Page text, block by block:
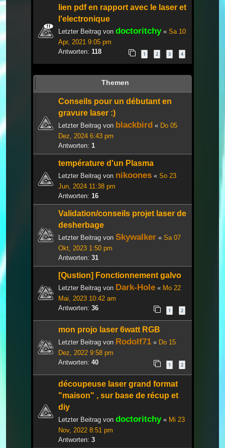
lien pdf en rapport avec le laser et
l'electronique
Letzter Beitrag von doctoritchy« Sa 10
Apr, 2021 9:05 pm
Antworten: 118 1 2 3 4
Themen
Conseils pour un débutant en
gravure laser :)
Letzter Beitrag von blackbird « Do 05
Dez, 2024 6:43 pm
Antworten: 1
température d'un Plasma
Letzter Beitrag von nikoones « So 23
Jun, 2024 11:38 pm
Antworten: 16
Validation/conseils projet laser de
desherbage
Letzter Beitrag von Skywalker « Sa 07
Okt, 2023 1:50 pm
Antworten: 31
[Qustion] Fonctionnement galvo
Letzter Beitrag von Dark-Hole « Mo 22
Mai, 2023 10:42 am
Antworten: 36 1 2
mon projo laser 6watt RGB
Letzter Beitrag von Rodolf71 « Do 15
Dez, 2022 9:58 pm
Antworten: 40 1 2
découpeuse laser grand format
"maison" , sur base de récup et
diy
Letzter Beitrag von doctoritchy« Mi 23
Nov, 2022 8:51 pm
Antworten: 3